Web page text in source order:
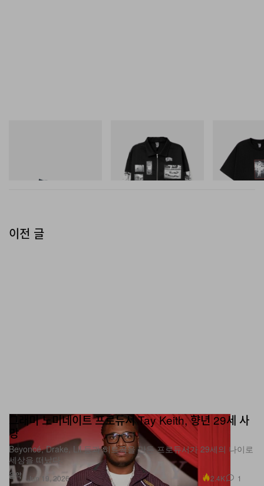
Billionaire Boys Club X Initial
D Cotton Jacket
쇼핑하기
BILLIONAIRE
INITIAL D
쇼핑하기
이전 글
음악
그래미 노미네이트 프로듀서 Tay Keith, 향년 29세 사
망
Beyoncé, Drake, Lil 등과 히트곡을 만든 프로듀서가 29세의 나이로
세상을 떠났다.
Jun 19, 2026 2.4K 1